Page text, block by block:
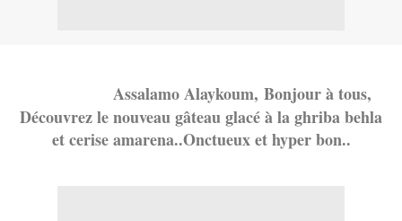
Assalamo Alaykoum, Bonjour à tous,
Découvrez le nouveau gâteau glacé à la ghriba behla
et cerise amarena..Onctueux et hyper bon..